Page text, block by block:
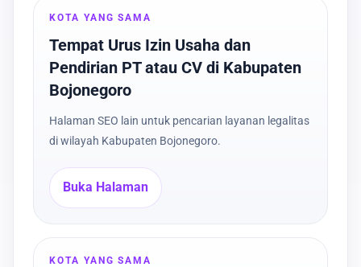
KOTA YANG SAMA
Tempat Urus Izin Usaha dan
Pendirian PT atau CV di Kabupaten
Bojonegoro
Halaman SEO lain untuk pencarian layanan legalitas
di wilayah Kabupaten Bojonegoro.
Buka Halaman
KOTA YANG SAMA